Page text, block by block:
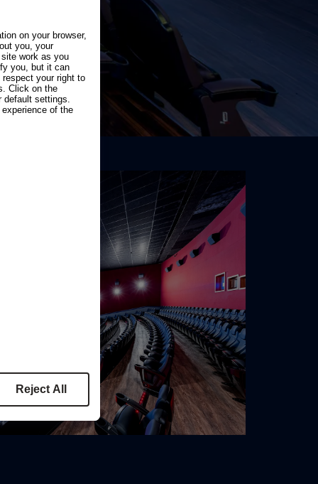
on your browser,
you, your
work as you
you, but it can
your right to
Click on the
settings.
of the
Reject All